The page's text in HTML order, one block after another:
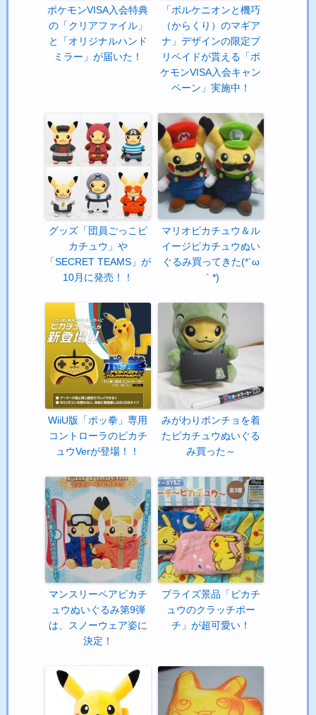
ポケモンVISA入会特典
の「クリアファイル」
と「オリジナルハンド
ミラー」が届いた！
「ボルケニオンと機巧
（からくり）のマギア
ナ」デザインの限定プ
リペイドが貰える「ポ
ケモンVISA入会キャン
ペーン」実施中！
グッズ「団員ごっこピ
カチュウ」や
「SECRET TEAMS」が
10月に発売！！
マリオピカチュウ＆ル
イージピカチュウぬい
ぐるみ買ってきた(*´ω
｀*)
WiiU版「ポッ拳」専用
コントローラのピカチ
ュウVerが登場！！
みがわりポンチョを着
たピカチュウぬいぐる
み買った～
マンスリーペアピカチ
ュウぬいぐるみ第9弾
は、スノーウェア姿に
決定！
プライズ景品「ピカチ
ュウのクラッチポー
チ」が超可愛い！